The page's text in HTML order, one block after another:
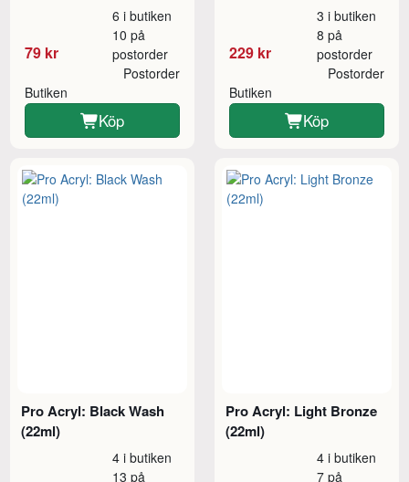
79 kr
6 i butiken
10 på
postorder
Butiken
Postorder
Köp
229 kr
3 i butiken
8 på
postorder
Butiken
Postorder
Köp
Pro Acryl: Black Wash
(22ml)
4 i butiken
13 på
Pro Acryl: Light Bronze
(22ml)
4 i butiken
7 på